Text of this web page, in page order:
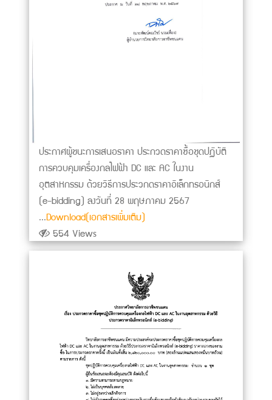
ประกาศผู้ชนะการเสนอราคา ประกวดราคาซื้อชุดปฏิบัติ
การควบคุมเครื่องกลไฟฟ้า DC และ AC ในงาน
อุตสาหกรรม ด้วยวิธีการประวกดราคาอิเล็กทรอนิกส์
(e-bidding) ลงวันที่ 28 พฤษภาคม 2567
...Download(เอกสารเพิ่มเติม)
554 Views